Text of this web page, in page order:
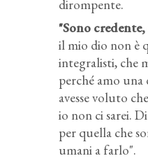
dirompente.
"Sono
il mio dio non è
integralisti, che
perché amo una
avesse voluto
io non ci sarei.
per quella che
umani a farlo".